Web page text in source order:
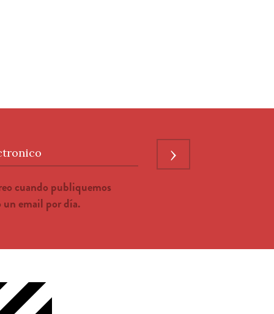
cuando publiquemos
email por día.
›